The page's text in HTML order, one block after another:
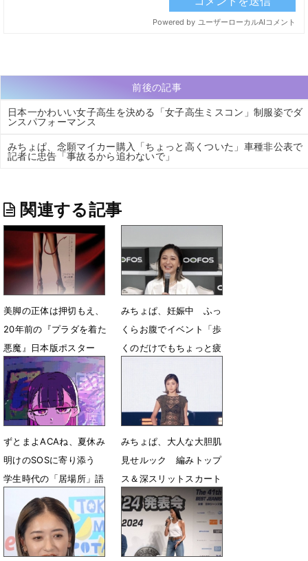
前後の記事
日本一かわいい女子高生を決める「女子高生ミスコン」制服姿でダ
ンスパフォーマンス
みちょぱ、念願マイカー購入「ちょっと高くついた」車種非公表で
記者に忠告「事故るから追わないで」
関連する記事
美脚の正体は押切もえ、
20年前の『プラダを着た
悪魔』日本版ポスター
「ここから変わった」
5月1日 06時29分
みちょぱ、妊娠中 ふっ
くらお腹でイベント「歩
くのだけでもちょっと疲
4月25日 06時13分
ずとまよACAね、夏休み
明けのSOSに寄り添う
学生時代の「居場所」語
8月27日 17時23分
みちょぱ、大人な大胆肌
見せルック 編みトップ
ス＆深スリットスカート
5月19日 05時31分